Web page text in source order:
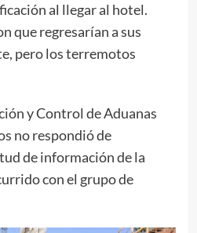
al llegar al hotel.
que regresarían a sus
pero los terremotos
y Control de Aduanas
no respondió de
de información de la
con el grupo de